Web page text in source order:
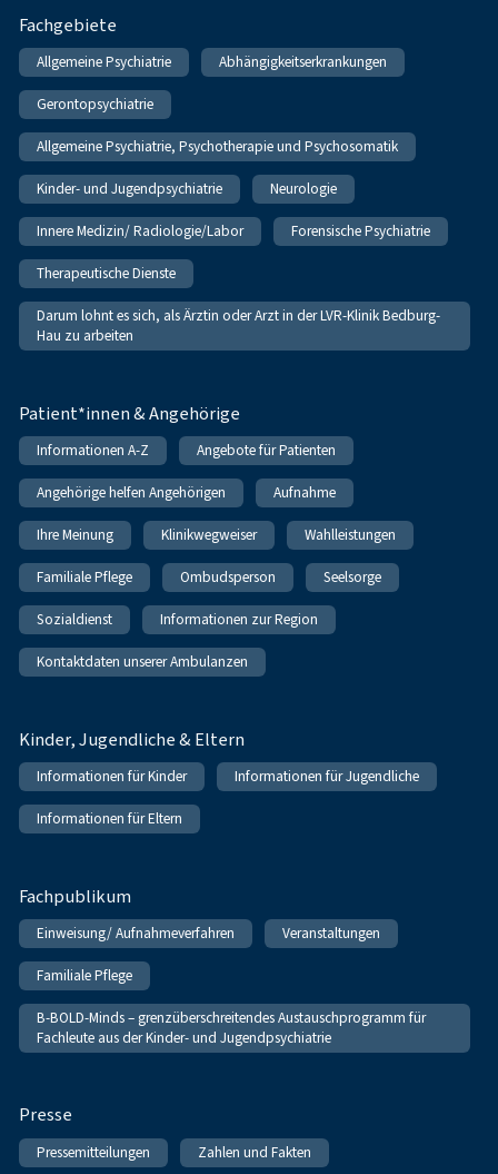
Fachgebiete
Allgemeine Psychiatrie Abhängigkeitserkrankungen
Gerontopsychiatrie
Allgemeine Psychiatrie, Psychotherapie und Psychosomatik
Kinder- und Jugendpsychiatrie Neurologie
Innere Medizin/ Radiologie/Labor Forensische Psychiatrie
Therapeutische Dienste
Darum lohnt es sich, als Ärztin oder Arzt in der LVR-Klinik Bedburg-
Hau zu arbeiten
Patient*innen & Angehörige
Informationen A-Z Angebote für Patienten
Angehörige helfen Angehörigen Aufnahme
Ihre Meinung Klinikwegweiser Wahlleistungen
Familiale Pflege Ombudsperson Seelsorge
Sozialdienst Informationen zur Region
Kontaktdaten unserer Ambulanzen
Kinder, Jugendliche & Eltern
Informationen für Kinder Informationen für Jugendliche
Informationen für Eltern
Fachpublikum
Einweisung/ Aufnahmeverfahren Veranstaltungen
Familiale Pflege
B-BOLD-Minds – grenzüberschreitendes Austauschprogramm für
Fachleute aus der Kinder- und Jugendpsychiatrie
Presse
Pressemitteilungen Zahlen und Fakten